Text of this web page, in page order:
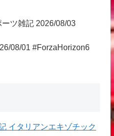
ツ雑記 2026/08/03
08/01 #ForzaHorizon6
イタリアンエキゾチック